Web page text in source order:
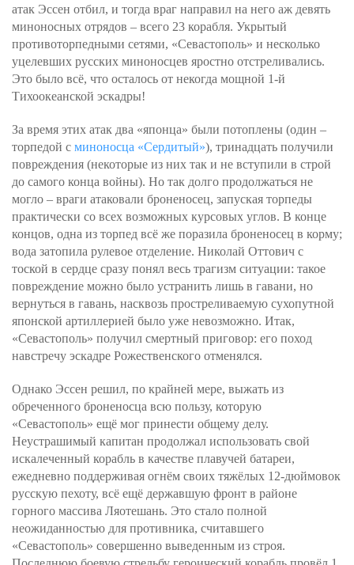
атак Эссен отбил, и тогда враг направил на него аж девять
миноносных отрядов – всего 23 корабля. Укрытый
противоторпедными сетями, «Севастополь» и несколько
уцелевших русских миноносцев яростно отстреливались.
Это было всё, что осталось от некогда мощной 1-й
Тихоокеанской эскадры!
За время этих атак два «японца» были потоплены (один –
торпедой с миноносца «Сердитый»), тринадцать получили
повреждения (некоторые из них так и не вступили в строй
до самого конца войны). Но так долго продолжаться не
могло – враги атаковали броненосец, запуская торпеды
практически со всех возможных курсовых углов. В конце
концов, одна из торпед всё же поразила броненосец в корму;
вода затопила рулевое отделение. Николай Оттович с
тоской в сердце сразу понял весь трагизм ситуации: такое
повреждение можно было устранить лишь в гавани, но
вернуться в гавань, насквозь простреливаемую сухопутной
японской артиллерией было уже невозможно. Итак,
«Севастополь» получил смертный приговор: его поход
навстречу эскадре Рожественского отменялся.
Однако Эссен решил, по крайней мере, выжать из
обреченного броненосца всю пользу, которую
«Севастополь» ещё мог принести общему делу.
Неустрашимый капитан продолжал использовать свой
искалеченный корабль в качестве плавучей батареи,
ежедневно поддерживая огнём своих тяжёлых 12-дюймовок
русскую пехоту, всё ещё державшую фронт в районе
горного массива Ляотешань. Это стало полной
неожиданностью для противника, считавшего
«Севастополь» совершенно выведенным из строя.